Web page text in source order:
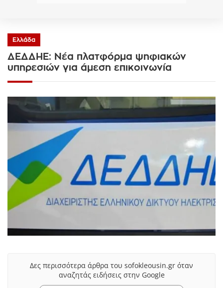
Ελλάδα
ΔΕΔΔΗΕ: Νέα πλατφόρμα ψηφιακών
υπηρεσιών για άμεση επικοινωνία
Δες περισσότερα άρθρα του sofokleousin.gr όταν
αναζητάς ειδήσεις στην Google